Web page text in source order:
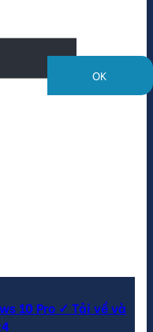
10 Pro ✓ Tải về và